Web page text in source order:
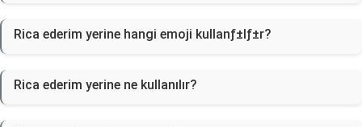
Rica ederim yerine hangi emoji kullanƒ±lƒ±r?
Rica ederim yerine ne kullanılır?